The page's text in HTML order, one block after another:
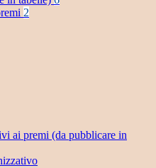
2
ai premi (da pubblicare in